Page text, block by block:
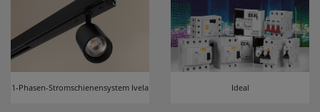
1-Phasen-Stromschienensystem Ivela Ideal